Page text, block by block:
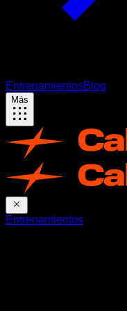
EntrenamientosBlog
Más
Entrenamientos